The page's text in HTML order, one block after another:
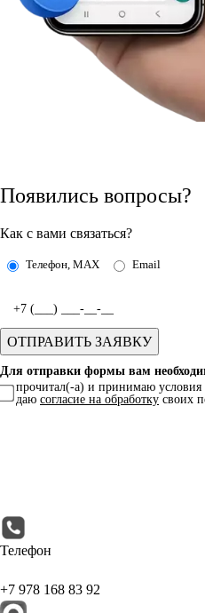
Появились вопросы?
Как с вами связаться?
Телефон, MAX Email
Для отправки формы вам
прочитал(-а) и принимаю условия
даю согласие на обработку своих
Телефон
+7 978 168 83 92